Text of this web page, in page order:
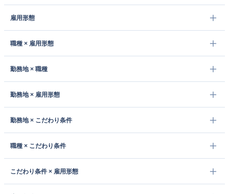
雇用形態
職種 × 雇用形態
勤務地 × 職種
勤務地 × 雇用形態
勤務地 × こだわり条件
職種 × こだわり条件
こだわり条件 × 雇用形態